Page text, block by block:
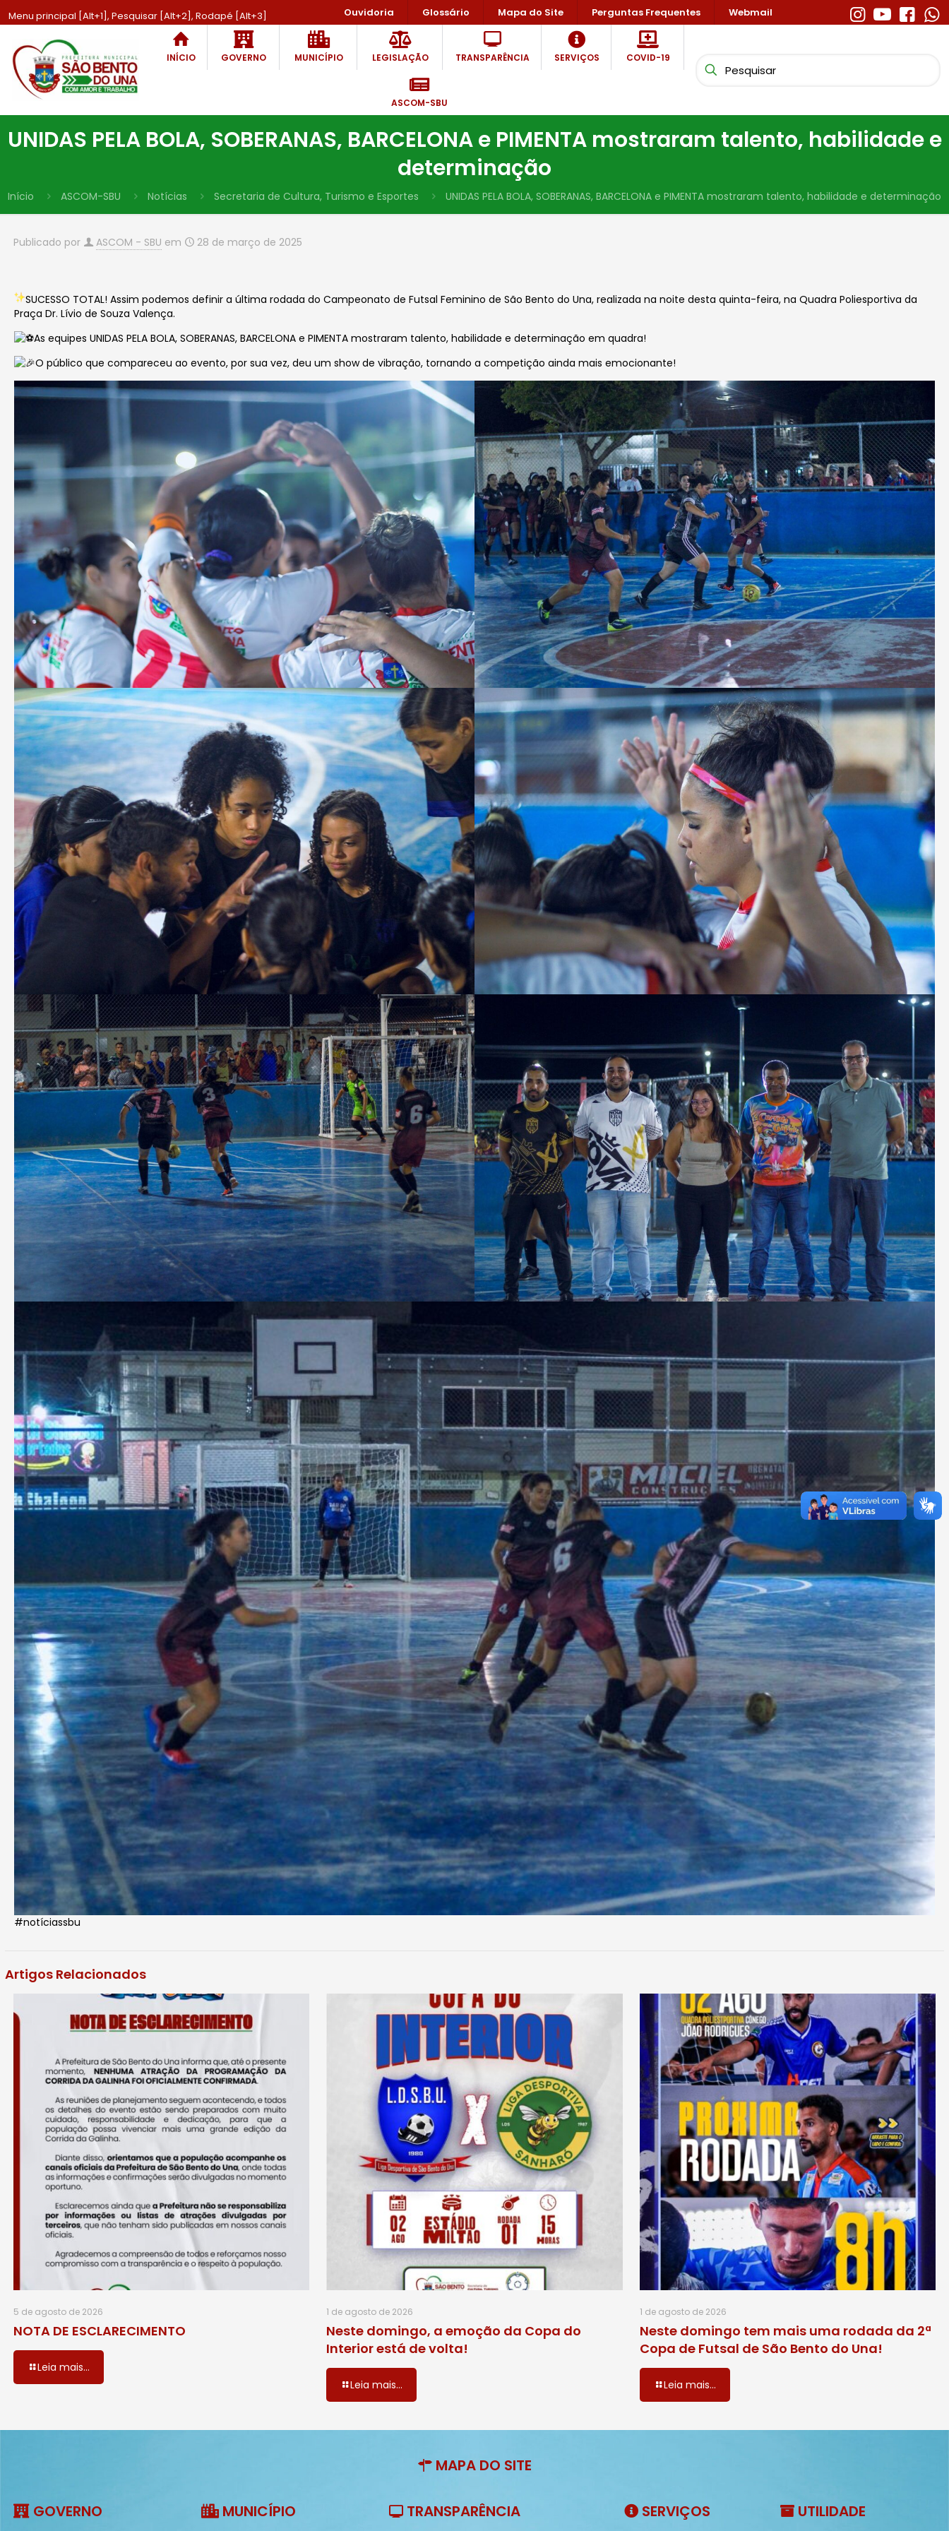
Menu principal [Alt+1], Pesquisar [Alt+2], Rodapé [Alt+3] Ouvidoria Glossário Mapa do Site Perguntas Frequentes Webmail
INÍCIO GOVERNO MUNICÍPIO LEGISLAÇÃO TRANSPARÊNCIA SERVIÇOS COVID-19
ASCOM-SBU
UNIDAS PELA BOLA, SOBERANAS, BARCELONA e PIMENTA mostraram talento, habilidade e
determinação
Início ASCOM-SBU Notícias Secretaria de Cultura, Turismo e Esportes UNIDAS PELA BOLA, SOBERANAS, BARCELONA e PIMENTA mostraram talento, habilidade e determinação
Publicado por ASCOM - SBU em 28 de março de 2025
SUCESSO TOTAL! Assim podemos definir a última rodada do Campeonato de Futsal Feminino de São Bento do Una, realizada na noite desta quinta-feira, na QuadraPoliesportiva da
Praça Dr. Lívio de Souza Valença.
As equipes UNIDAS PELA BOLA, SOBERANAS, BARCELONA e PIMENTA mostraram talento, habilidade e determinação em quadra!
O público que compareceu ao evento, por sua vez, deu um show de vibração, tornando a competição ainda mais emocionante!
#notíciassbu
Artigos Relacionados
5 de agosto de 2026
NOTA DE ESCLARECIMENTO
Leia mais...
1 de agosto de 2026
Neste domingo, a emoção da Copa do
Interior está de volta!
Leia mais...
1 de agosto de 2026
Neste domingo tem mais uma rodada da 2ª
Copa de Futsal de São Bento do Una!
Leia mais...
MAPA DO SITE
GOVERNO MUNICÍPIO TRANSPARÊNCIA SERVIÇOS UTILIDADE